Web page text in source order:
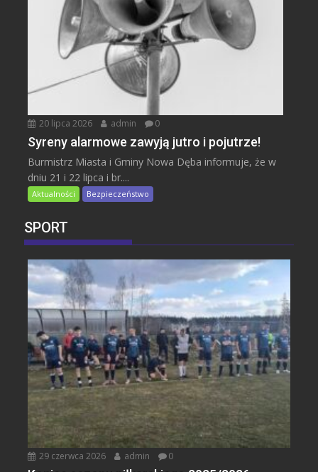
20 lipca 2026 admin 0
Syreny alarmowe zawyją jutro i pojutrze!
Burmistrz Miasta i Gminy Nowa Dęba informuje, że w
dniu 21 i 22 lipca i br....
Aktualności Bezpieczeństwo
SPORT
29 czerwca 2026 admin 0